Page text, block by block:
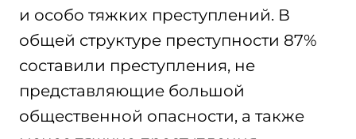
и особо тяжких преступлений. В
общей структуре преступности 87%
составили преступления, не
представляющие большой
общественной опасности, а также